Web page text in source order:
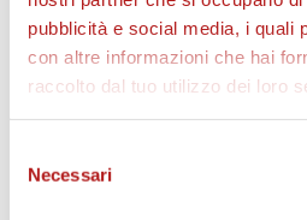
pubblicità e social media, i quali
con altre informazioni che hai
raccolto dal tuo utilizzo dei loro
delNecessari